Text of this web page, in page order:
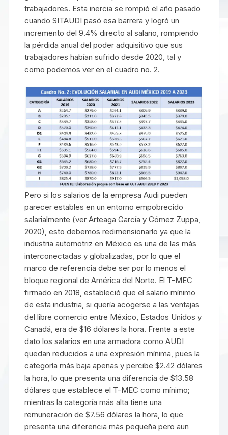
trabajadores. Esta inercia se rompió el año pasado
cuando SITAUDI pasó esa barrera y logró un
incremento del 9.4% directo al salario, rompiendo
la pérdida anual del poder adquisitivo que sus
trabajadores habían sufrido desde 2020, tal y
como podemos ver en el cuadro no. 2.
Pero si los salarios de la empresa Audi pueden
parecer estables en un entorno empobrecido
salarialmente (ver Arteaga García y Gómez Zuppa,
2020), esto debemos redimensionarlo ya que la
industria automotriz en México es una de las más
interconectadas y globalizadas, por lo que el
marco de referencia debe ser por lo menos el
bloque regional de América del Norte. El T-MEC
firmado en 2018, estableció que el salario mínimo
de esta industria, si quería acogerse a las ventajas
del libre comercio entre México, Estados Unidos y
Canadá, era de $16 dólares la hora. Frente a este
dato los salarios en una armadora como AUDI
quedan reducidos a una expresión mínima, pues la
categoría más baja apenas y percibe $2.42 dólares
la hora, lo que presenta una diferencia de $13.58
dólares que establece el T-MEC como mínimo;
mientras la categoría más alta tiene una
remuneración de $7.56 dólares la hora, lo que
presenta una diferencia más pequeña pero aun